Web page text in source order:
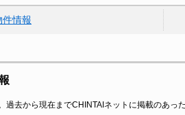
件情報
過去から現在までCHINTAIネットに掲載のあっ